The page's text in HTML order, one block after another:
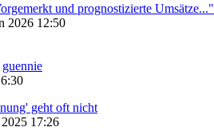
und prognostizierte Umsätze..."
2026 12:50
guennie
geht oft nicht
17:26